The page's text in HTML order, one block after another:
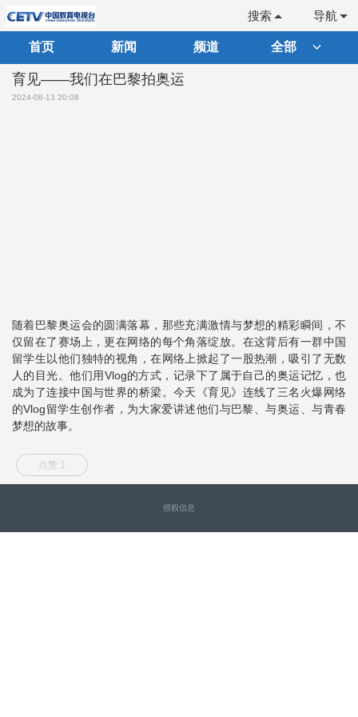
导航
搜索
首页 新闻 频道 全部
育见——我们在巴黎拍奥运
2024-08-13 20:08
随着巴黎奥运会的圆满落幕，那些充满激情与梦想的精彩瞬间，不
仅留在了赛场上，更在网络的每个角落绽放。在这背后有一群中国
留学生以他们独特的视角，在网络上掀起了一股热潮，吸引了无数
人的目光。他们用Vlog的方式，记录下了属于自己的奥运记忆，也
成为了连接中国与世界的桥梁。今天《育见》连线了三名火爆网络
的Vlog留学生创作者，为大家爱讲述他们与巴黎、与奥运、与青春
梦想的故事。
点赞 1
授权信息